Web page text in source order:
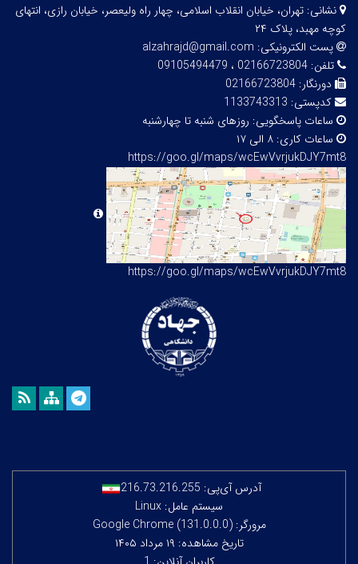
نشانی: تهران، خیابان انقلاب اسلامی، چهار راه ولیعصر، خیابان رازی، انتهای
کوچه مهبد، پلاک ۲۴
پست الکترونیکی: alzahrajd@gmail.com
تلفن: 02166723804 ، 09105494479
دورنگار: 02166723804
کدپستی: 1133743313
ساعات پاسخگویی: روزهای شنبه تا چهارشنبه
ساعات کاری: ۸ الی ۱۷
https://goo.gl/maps/wcEwVvrjukDJY7mt8
https://goo.gl/maps/wcEwVvrjukDJY7mt8
آدرس آی‌پی: 216.73.216.255
سیستم عامل: Linux
مرورگر: Google Chrome (131.0.0.0)
تاریخ مشاهده: ۱۹ مرداد ۱۴۰۵